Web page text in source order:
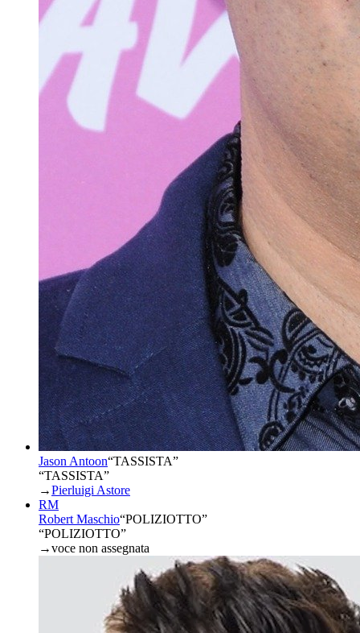
Jason Antoon“TASSISTA”
“TASSISTA”
→Pierluigi Astore
RM
Robert Maschio“POLIZIOTTO”
“POLIZIOTTO”
→voce non assegnata